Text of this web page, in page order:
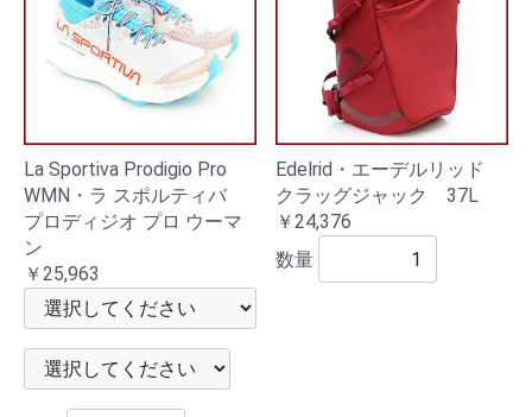
La Sportiva Prodigio Pro
WMN・ラ スポルティバ
プロディジオ プロ ウーマ
ン
￥25,963
Edelrid・エーデルリッド
クラッグジャック 37L
￥24,376
数量